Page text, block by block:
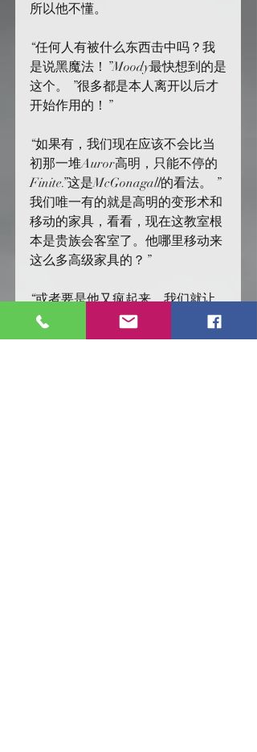
所以他不懂。
“任何人有被什么东西击中吗？我
是说黑魔法！”Moody最快想到的是
这个。 ”很多都是本人离开以后才
开始作用的！”
“如果有，我们现在应该不会比当
初那一堆Auror高明，只能不停的
Finite.”这是McGonagall的看法。 ”
我们唯一有的就是高明的变形术和
移动的家具，看看，现在这教室根
本是贵族会客室了。他哪里移动来
这么多高级家具的？”
“或者要是他又疯起来，我们就让
校长去对付他？打败一次就能打败
第二次吧？”Black说。